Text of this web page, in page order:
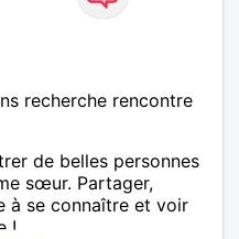
recherche rencontre
de belles personnes
sœur. Partager,
à se connaître et voir
!